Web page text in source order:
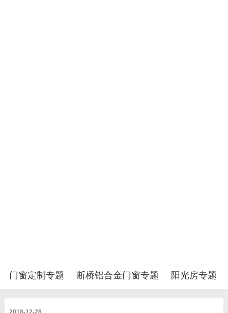
门窗定制专题 断桥铝合金门窗专题 阳光房专题